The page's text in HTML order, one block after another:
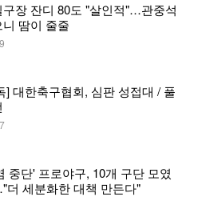
구장 잔디 80도 "살인적"…관중석
니 땀이 줄줄
] 대한축구협회, 심판 성접대 / 풀
중단' 프로야구, 10개 구단 모였
더 세분화한 대책 만든다"